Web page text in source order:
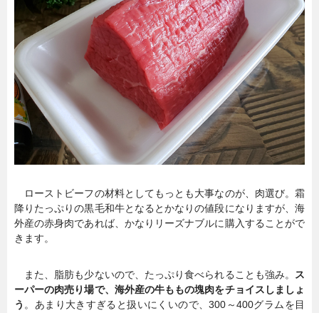
ローストビーフの材料としてもっとも大事なのが、肉選び。霜
降りたっぷりの黒毛和牛となるとかなりの値段になりますが、海
外産の赤身肉であれば、かなりリーズナブルに購入することがで
きます。
また、脂肪も少ないので、たっぷり食べられることも強み。
ス
ーパーの肉売り場で、海外産の牛ももの塊肉をチョイスしましょ
う 。あまり大きすぎると扱いにくいので、300～400グラムを目